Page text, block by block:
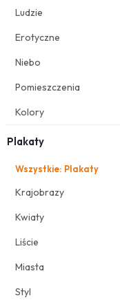
Ludzie
Erotyczne
Niebo
Pomieszczenia
Kolory
Plakaty
Wszystkie: Plakaty
Krajobrazy
Kwiaty
Liście
Miasta
Styl